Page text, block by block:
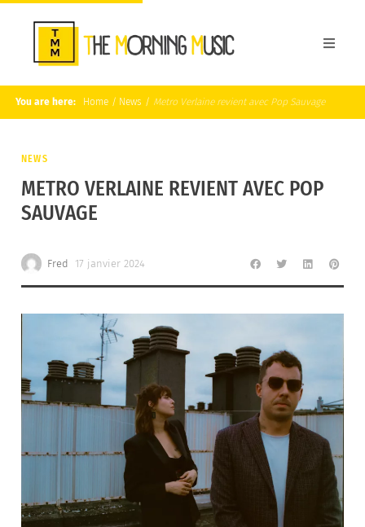
You are here: Home / News / Metro Verlaine revient avec Pop Sauvage
NEWS
METRO VERLAINE REVIENT AVEC POP
SAUVAGE
Fred 17 janvier 2024